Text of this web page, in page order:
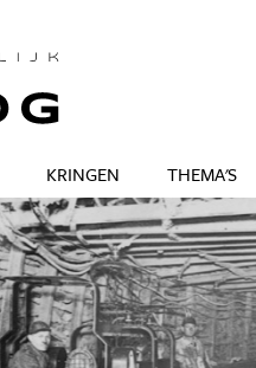
KRINGEN THEMA'S